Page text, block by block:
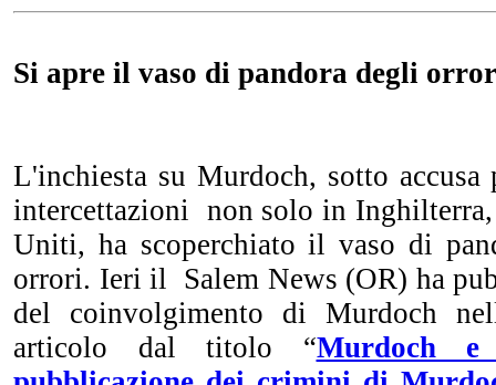
Si apre il vaso di pandora degli
L'inchiesta su Murdoch, sotto accusa
intercettazioni non solo in Inghilterra,
Uniti, ha scoperchiato il vaso di
orrori. Ieri il Salem News (OR) ha
del coinvolgimento di Murdoch
articolo dal titolo “Murdoch